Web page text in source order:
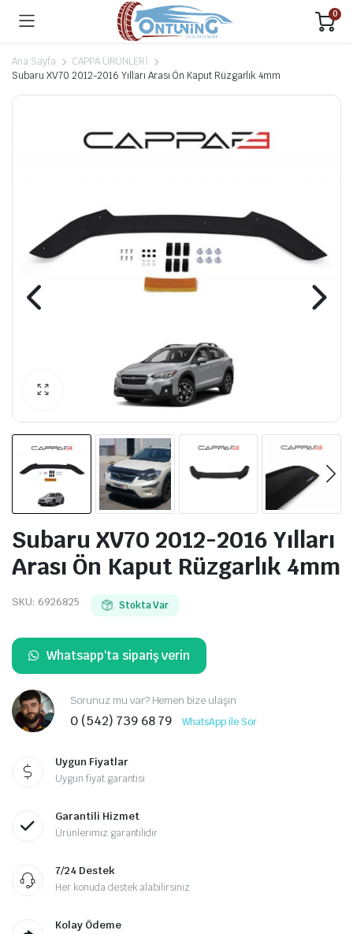
0
Ana Sayfa
CAPPA ÜRÜNLERİ
Subaru XV70 2012-2016 Yılları Arası Ön Kaput Rüzgarlık 4mm
Subaru XV70 2012-2016 Yılları
Arası Ön Kaput Rüzgarlık 4mm
SKU: 6926825 Stokta Var
Whatsapp'ta sipariş verin
Sorunuz mu var? Hemen bize ulaşın
0 (542) 739 68 79 WhatsApp ile Sor
Uygun Fiyatlar
Uygun fiyat garantisi
Garantili Hizmet
Ürünlerimiz garantilidir
7/24 Destek
Her konuda destek alabilirsiniz
Kolay Ödeme